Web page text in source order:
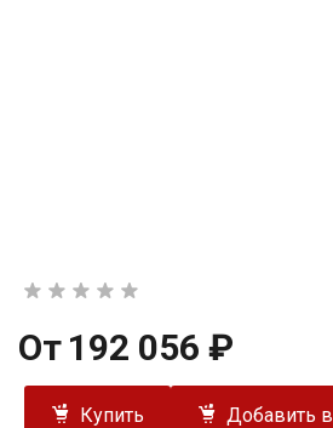
От 192 056 ₽
Купить Добавить